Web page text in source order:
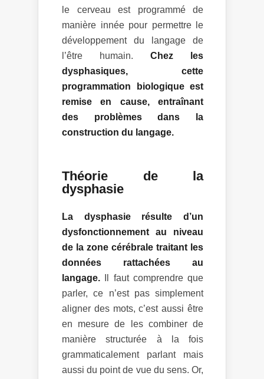
le cerveau est programmé de
manière innée pour permettre le
développement du langage de
l’être humain. Chez les
dysphasiques, cette
programmation biologique est
remise en cause, entraînant
des problèmes dans la
construction du langage.
Théorie de la
dysphasie
La dysphasie résulte d’un
dysfonctionnement au niveau
de la zone cérébrale traitant les
données rattachées au
langage.
Il faut comprendre que
parler, ce n’est pas simplement
aligner des mots, c’est aussi être
en mesure de les combiner de
manière structurée à la fois
grammaticalement parlant mais
aussi du point de vue du sens. Or,